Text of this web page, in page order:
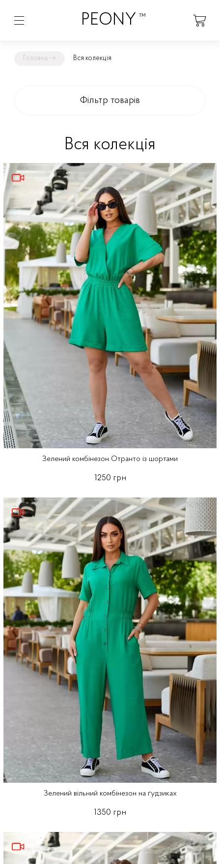
PEONY ™
Головна → Вся колекція
Фільтр товарів
Вся колекція
Зелений комбінезон Отранто із шортами
1250 грн
Зелений вільний комбінезон на ґудзиках
1350 грн